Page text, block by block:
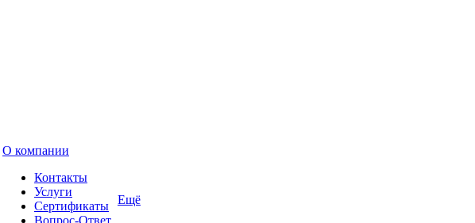
О компании
Контакты
Услуги
Сертификаты
Вопрос-Ответ
Ещё